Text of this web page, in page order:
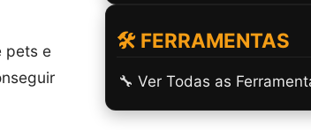
pets e
🛠️ FERRAMENTAS
🔧 Ver Todas as